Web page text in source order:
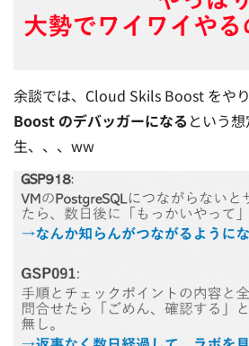
余談では、Cloud Skils Boost をやり
Boost のデバッガーになる という
生、、、ww